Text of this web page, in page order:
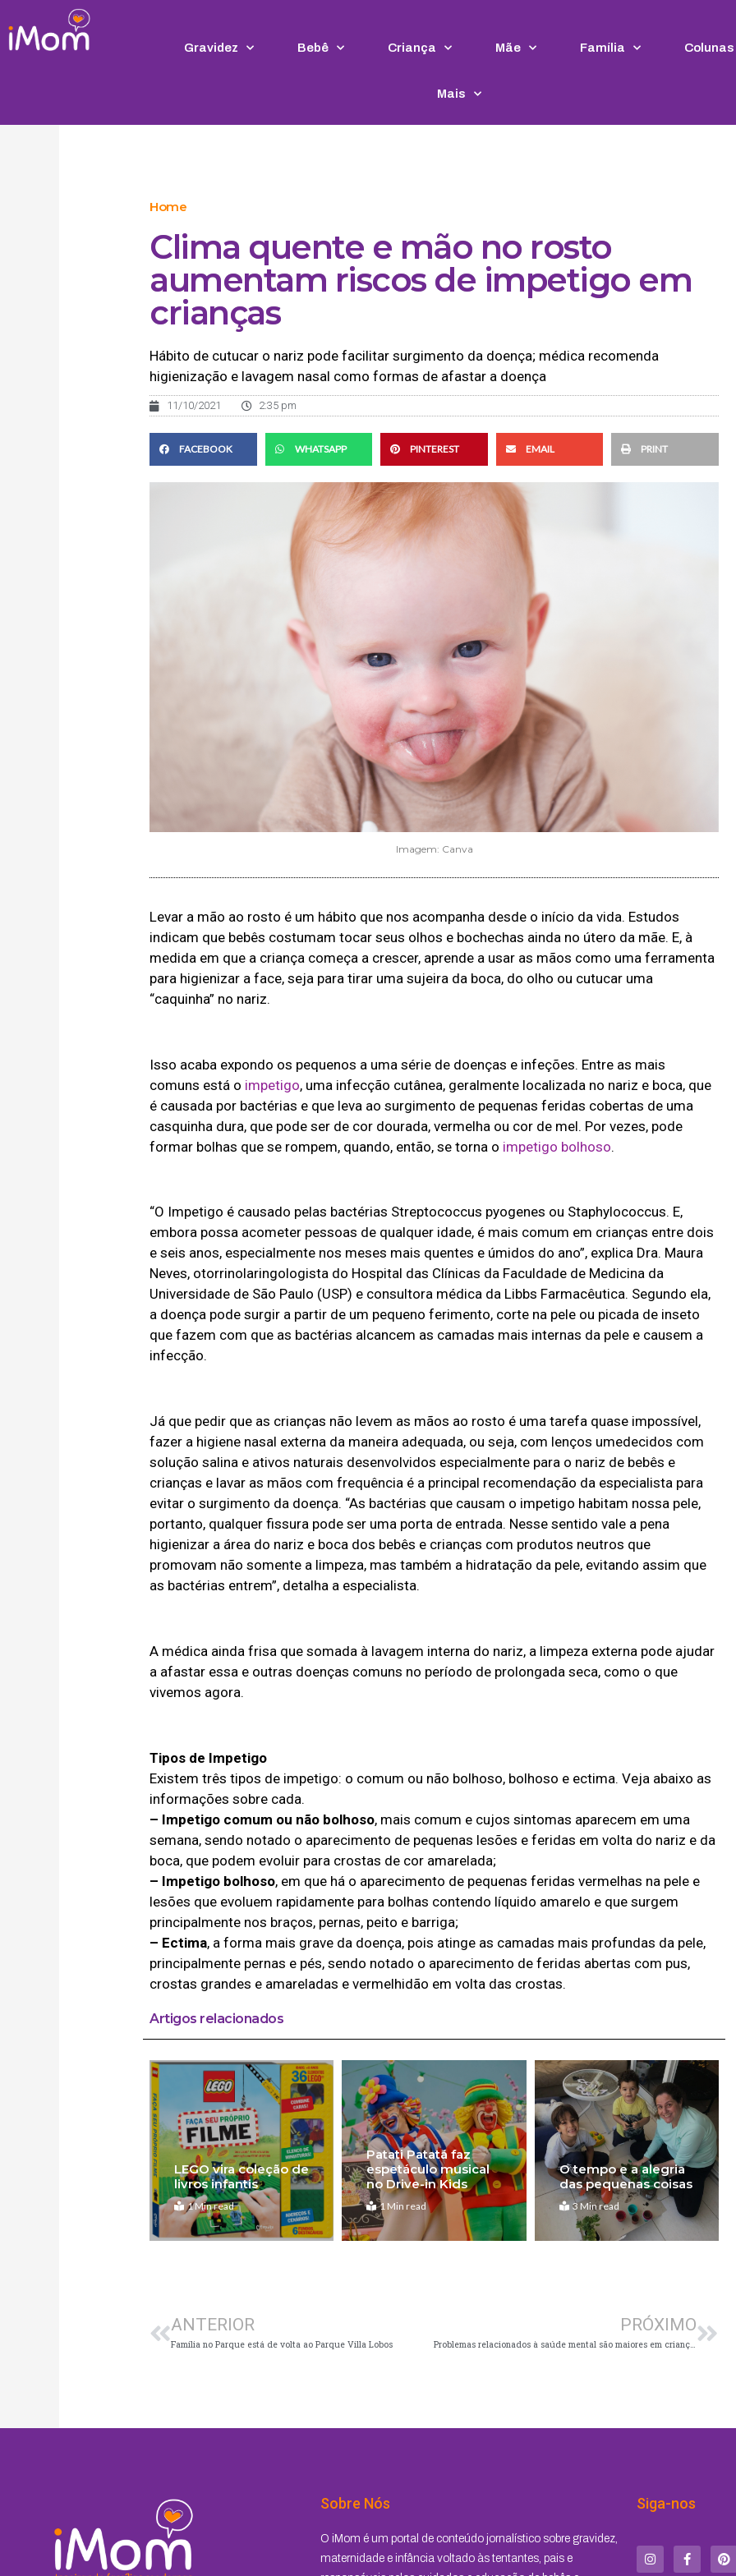
para
Gravidez Bebê Criança Mãe Família Colunas
Mais
Home
Clima quente e mão no rosto
aumentam riscos de impetigo em
crianças
Hábito de cutucar o nariz pode facilitar surgimento da doença; médica recomenda
higienização e lavagem nasal como formas de afastar a doença
11/10/2021 2:35 pm
FACEBOOK WHATSAPP PINTEREST EMAIL PRINT
Imagem: Canva
Levar a mão ao rosto é um hábito que nos acompanha desde o início da vida. Estudos
indicam que bebês costumam tocar seus olhos e bochechas ainda no útero da mãe. E, à
medida em que a criança começa a crescer, aprende a usar as mãos como uma ferramenta
para higienizar a face, seja para tirar uma sujeira da boca, do olho ou cutucar uma
“caquinha” no nariz.
Isso acaba expondo os pequenos a uma série de doenças e infeções. Entre as mais
comuns está o impetigo, uma infecção cutânea, geralmente localizada no nariz e boca, que
é causada por bactérias e que leva ao surgimento de pequenas feridas cobertas de uma
casquinha dura, que pode ser de cor dourada, vermelha ou cor de mel. Por vezes, pode
formar bolhas que se rompem, quando, então, se torna o impetigo bolhoso.
“O Impetigo é causado pelas bactérias Streptococcus pyogenes ou Staphylococcus. E,
embora possa acometer pessoas de qualquer idade, é mais comum em crianças entre dois
e seis anos, especialmente nos meses mais quentes e úmidos do ano”, explica Dra. Maura
Neves, otorrinolaringologista do Hospital das Clínicas da Faculdade de Medicina da
Universidade de São Paulo (USP) e consultora médica da Libbs Farmacêutica. Segundo ela,
a doença pode surgir a partir de um pequeno ferimento, corte na pele ou picada de inseto
que fazem com que as bactérias alcancem as camadas mais internas da pele e causem a
infecção.
Já que pedir que as crianças não levem as mãos ao rosto é uma tarefa quase impossível,
fazer a higiene nasal externa da maneira adequada, ou seja, com lenços umedecidos com
solução salina e ativos naturais desenvolvidos especialmente para o nariz de bebês e
crianças e lavar as mãos com frequência é a principal recomendação da especialista para
evitar o surgimento da doença. “As bactérias que causam o impetigo habitam nossa pele,
portanto, qualquer fissura pode ser uma porta de entrada. Nesse sentido vale a pena
higienizar a área do nariz e boca dos bebês e crianças com produtos neutros que
promovam não somente a limpeza, mas também a hidratação da pele, evitando assim que
as bactérias entrem”, detalha a especialista.
A médica ainda frisa que somada à lavagem interna do nariz, a limpeza externa pode ajudar
a afastar essa e outras doenças comuns no período de prolongada seca, como o que
vivemos agora.
Tipos de Impetigo
Existem três tipos de impetigo: o comum ou não bolhoso, bolhoso e ectima. Veja abaixo as
informações sobre cada.
– Impetigo comum ou não bolhoso, mais comum e cujos sintomas aparecem em uma
semana, sendo notado o aparecimento de pequenas lesões e feridas em volta do nariz e da
boca, que podem evoluir para crostas de cor amarelada;
– Impetigo bolhoso, em que há o aparecimento de pequenas feridas vermelhas na pele e
lesões que evoluem rapidamente para bolhas contendo líquido amarelo e que surgem
principalmente nos braços, pernas, peito e barriga;
– Ectima, a forma mais grave da doença, pois atinge as camadas mais profundas da pele,
principalmente pernas e pés, sendo notado o aparecimento de feridas abertas com pus,
crostas grandes e amareladas e vermelhidão em volta das crostas.
Artigos relacionados
LEGO vira coleção de
livros infantis
1 Min read
Patati Patatá faz
espetáculo musical
no Drive-in Kids
1 Min read
O tempo e a alegria
das pequenas coisas
3 Min read
ANTERIOR
Família no Parque está de volta ao Parque Villa Lobos
PRÓXIMO
Sobre Nós
O iMom é um portal de conteúdo jornalístico sobre gravidez,
maternidade e infância voltado às tentantes, pais e
Siga-nos
n
s
t
a
c
e
i
n
t